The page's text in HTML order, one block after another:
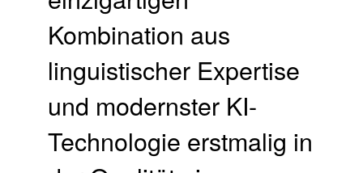
Kombination aus
linguistischer Expertise
und modernster KI-
Technologie erstmalig in